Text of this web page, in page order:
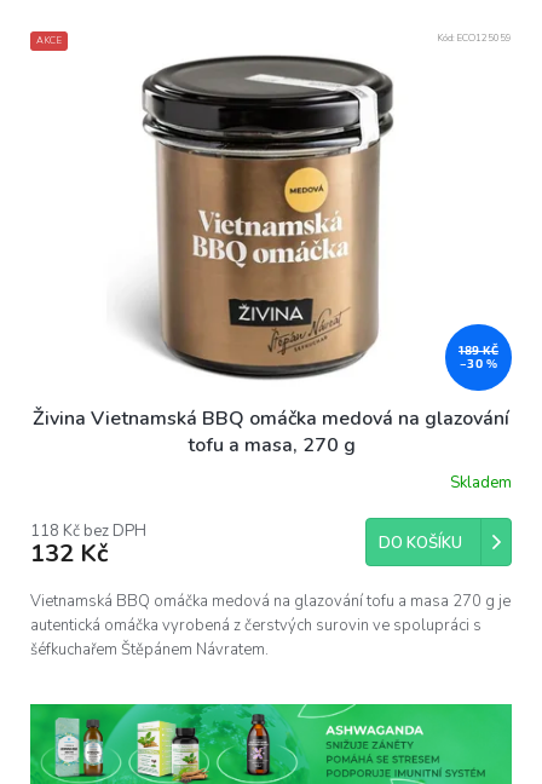
AKCE
189 KČ
–30 %
Živina Vietnamská BBQ omáčka medová na glazování
tofu a masa, 270 g
Skladem
118 Kč bez DPH
132 Kč DO KOŠÍKU
Vietnamská BBQ omáčka medová na glazování tofu a masa 270 g je
autentická omáčka vyrobená z čerstvých surovin ve spolupráci s
šéfkuchařem Štěpánem Návratem.
Kód: ECO125059